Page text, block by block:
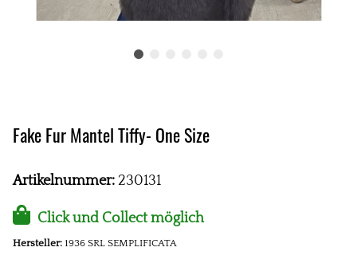
Fake Fur Mantel Tiffy- One Size
Artikelnummer: 230131
Click und Collect möglich
Hersteller: 1936 SRL SEMPLIFICATA